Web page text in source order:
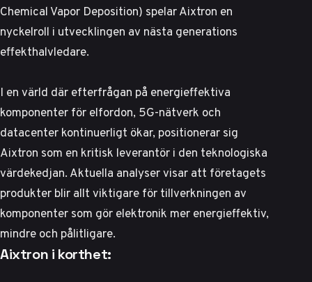
Chemical Vapor Deposition) spelar Aixtron en
nyckelroll i utvecklingen av nästa generations
effekthalvledare.
I en värld där efterfrågan på energieffektiva
komponenter för elfordon, 5G-nätverk och
datacenter kontinuerligt ökar, positionerar sig
Aixtron som en kritisk leverantör i den teknologiska
värdekedjan.Aktuella analyservisar att företagets
produkter blir allt viktigare för tillverkningen av
komponenter som gör elektronik mer energieffektiv,
mindre och pålitligare.
Aixtron i korthet: